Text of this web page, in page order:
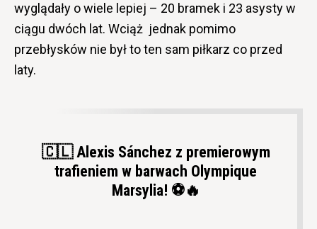
wyglądały o wiele lepiej – 20 bramek i 23 asysty w
ciągu dwóch lat. Wciąż jednak pomimo
przebłysków nie był to ten sam piłkarz co przed
laty.
🇨🇱 Alexis Sánchez z premierowym
trafieniem w barwach Olympique
Marsylia! ⚽️🔥